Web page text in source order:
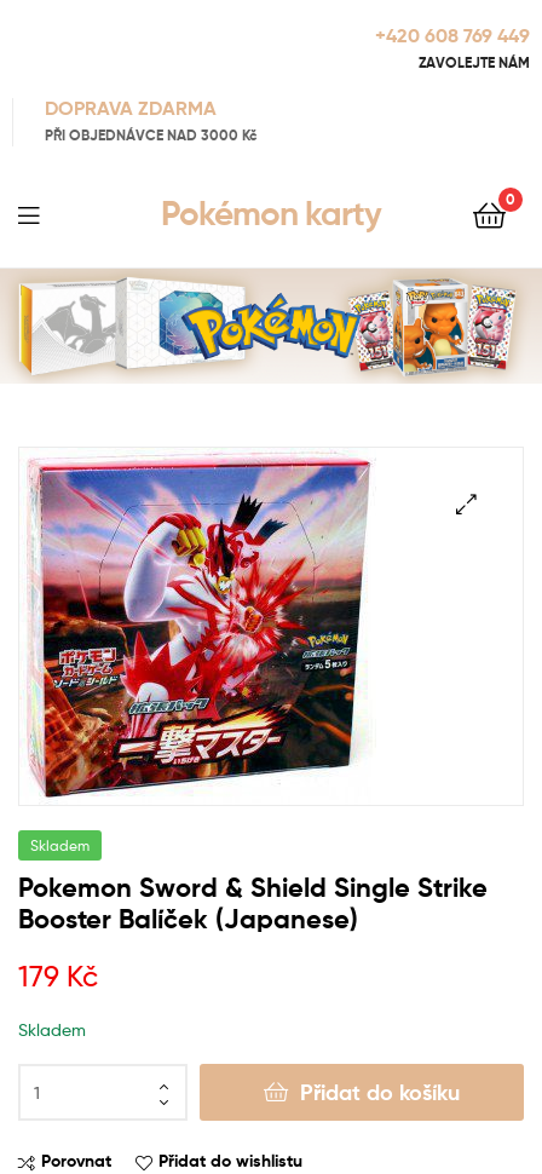
+420 608 769 449
ZAVOLEJTE NÁM
DOPRAVA ZDARMA
PŘI OBJEDNÁVCE NAD 3000 Kč
Pokémon karty 0
Skladem
Pokemon Sword & Shield Single Strike
Booster Balíček (Japanese)
179 Kč
Skladem
Přidat do košíku
Porovnat Přidat do wishlistu